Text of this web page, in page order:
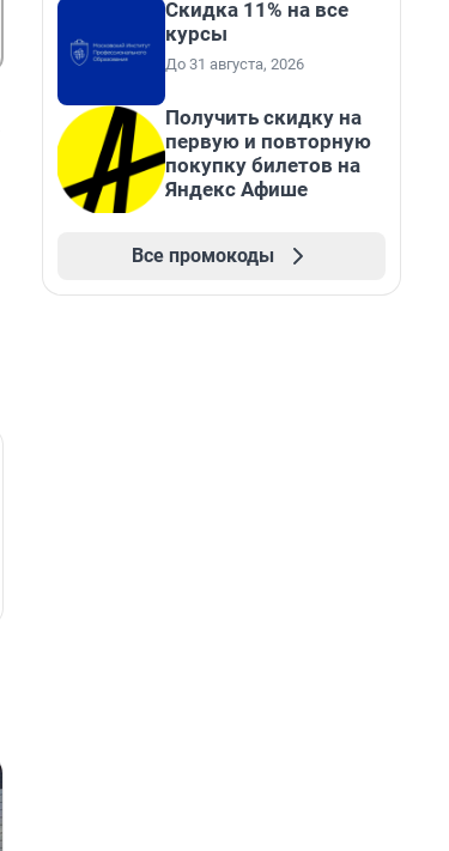
Скидка 11% на все
курсы
До 31 августа, 2026
Получить скидку на
первую и повторную
покупку билетов на
Яндекс Афише
Все промокоды